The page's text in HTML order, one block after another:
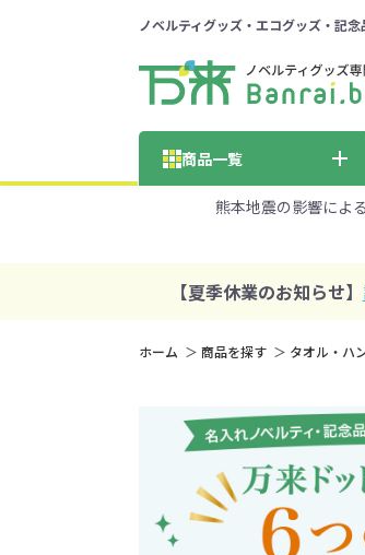
ノベルティグッズ・エコグッズ・記
ノベルテ
商品一覧
エコバッグ・トートバッ
グ全般
巾着・リュック全般
ポーチ全般
ケース全般
マグカップ全般
タンブラー・ボトル・グラス
～50円
301～500円
5001～10000円
展示会・セミナー全般
再生素材・エコ素材全
般
社会貢献機能付き全般
来店・成約プレゼント
子供向け全般
女性向け全般
シニア向け全般
訪日外国人・インバウンド向
け
100円以下の人気エコバッグ
官公庁・自治体向け全
般
学校・PTA・オープンキ
ャンパス向け全般
メーカー向け全般
店舗向け全般
納品までの流れ
総合お問い合わせ
熊本地震の影響によ
【夏季休業のお知らせ】
ホーム 商品を探す タオル・ハ